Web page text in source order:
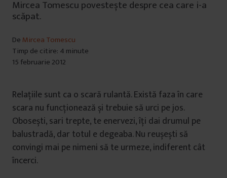
Mircea Tomescu povestește despre cea care i-a
scăpat.
De Mircea Tomescu
Timp de citire: 4 minute
15 februarie 2012
Relațiile sunt ca o scară rulantă. Există faza în care
scara nu funcționează și trebuie să urci pe jos.
Obosești, sari trepte, te enervezi, îți dai drumul pe
balustradă, dar totul e degeaba. Nu reușești să
convingi mai pe nimeni să te urmeze, indiferent cât
încerci.